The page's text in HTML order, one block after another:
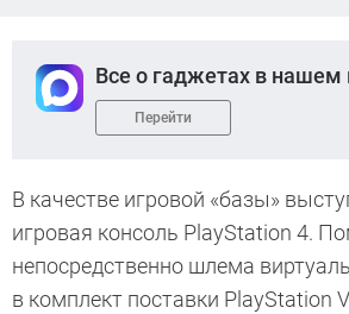
Все о гаджетах в нашем
Перейти
В качестве игровой «базы»
игровая консоль PlayStation 4.
непосредственно шлема
в комплект поставки PlayStation